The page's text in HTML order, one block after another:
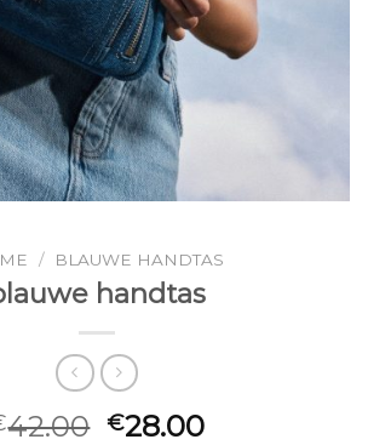
/ BLAUWE HANDTAS
handtas
42.00 €28.00